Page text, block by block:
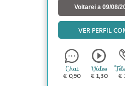
Voltarei a 09/08/
VER PERFIL
Chat
€ 0,90
Vídeo
€ 1,30 €